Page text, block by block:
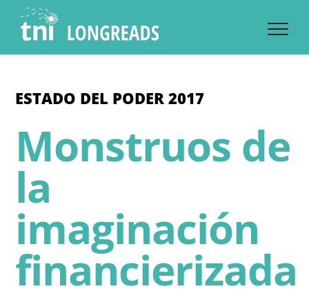
content
ESTADO DEL PODER 2017
Monstruos de
la
imaginación
financierizada